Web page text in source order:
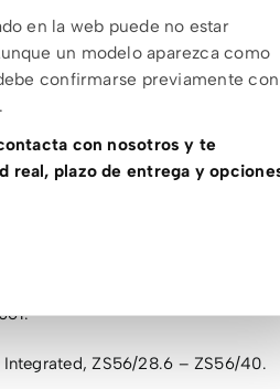
TPI, DH, TR, 3C MaxxGrip.
TPI, DH, TR, 3C MaxxTerra.
15 mm rise, 8°, 800 mm, con
ZS56/28.6 – ZS56/40.
en la web puede no estar
un modelo aparezca como
confirmarse previamente con
con nosotros y te
real, plazo de entrega y